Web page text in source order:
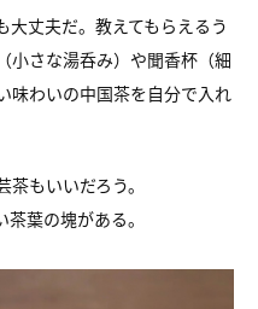
大丈夫だ。教えてもらえるう
小さな湯呑み）や聞香杯（細
味わいの中国茶を自分で入れ
もいいだろう。
葉の塊がある。